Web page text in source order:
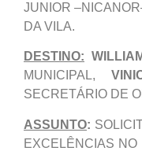
JUNIOR
DA VILA.
DESTINO:
MUNICIPAL,
SECRETÁRIO DE
ASSUNTO:
EXCELÊNCIAS